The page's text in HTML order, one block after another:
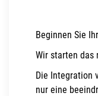
Beginnen Sie
Wir starten das
Die Integration
nur eine